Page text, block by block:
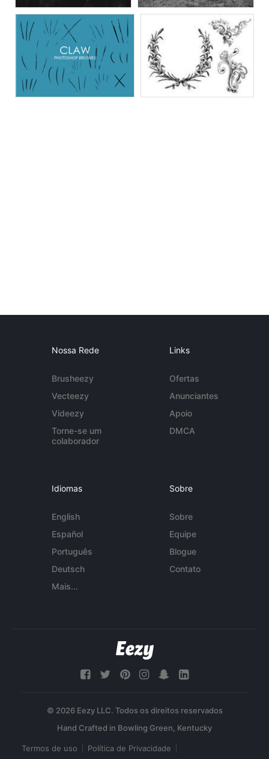
Nossa Rede
Brusheezy
Vecteezy
Videezy
Torne-se um
colaborador
Links
Ofertas
Anunciantes
Apoio
DMCA
Idiomas
English
Español
Português
Deutsch
Mais...
Sobre
Sobre
Equipe
Blogue
Contato
© 2026 Eezy LLC. Todos os direitos reservados
Termos de uso Política de Privacidade